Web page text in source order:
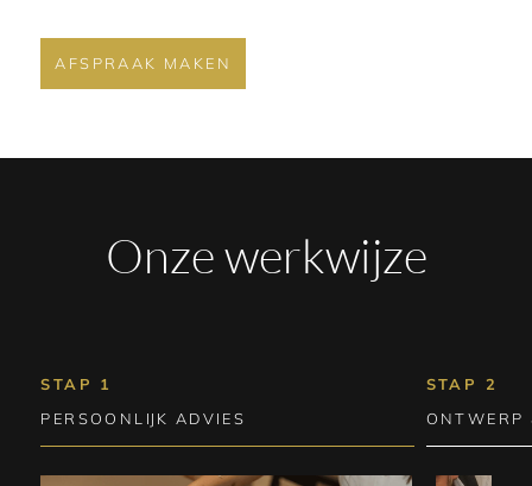
AFSPRAAK MAKEN
Onze werkwijze
STAP 1
PERSOONLIJK ADVIES
STAP 2
ONTWERP